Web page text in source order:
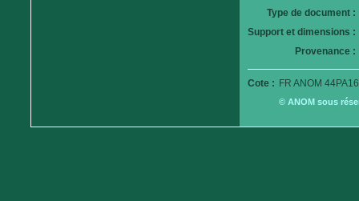
Type de document :
Support et dimensions :
Provenance :
Cote : FR ANOM
© ANOM sous